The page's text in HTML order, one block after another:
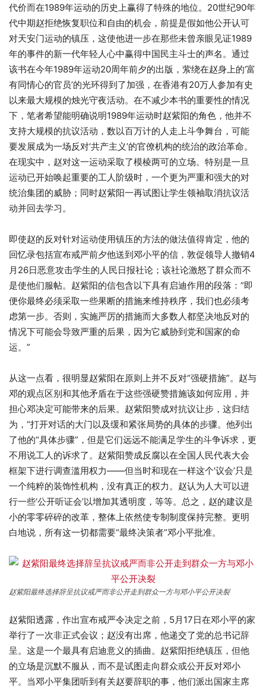
代价而在1989年运动的历史上赢得了特殊的地位。20世纪90年
代中期赵拒绝恢复职位和自由的机会，前提是假如他公开认可
对天安门运动的镇压，这使他进一步在那些未曾亲眼见证1989
年的事件的新一代年轻人心中赢得中国民主斗士的声名。通过
该书在今年1989年运动20周年前夕的出版，萦绕在赵身上的‘富
有同情心的官员’的光环得到了加强，在香港有20万人参加有史
以来最大规模的烛光守夜活动。在不减少本书的重要性的情况
下，笔者希望能明确说明1989年运动时赵紫阳的角色，他并不
支持大规模的抗议活动，数以百万计的人走上斗争舞台，可能
要发展成为一场反对‘共产主义’的官僚机构的统治的政治革命。
在现实中，赵对这一运动采取了模棱两可的立场。特别是一旦
运动已开始唤起重要的工人阶级时，一个更为严重和强大的对
统治集团的威胁；同时赵紫阳一再试图让学生领袖取消抗议活
动并回去学习。
即使赵的反对针对运动使用镇压的方法的做法值得肯定，他的
回忆录包括宣布戒严前夕他送到邓小平的信，敦促领导人撤销4
月26日恶意攻击学生的人民日报社论；该社论激怒了群众而不
是使他们服帖。赵紫阳的信包含以下具有启迪作用的段落：“即
便你最终必须采取一些果断的措施来维持秩序，我们也必须考
虑第一步。否则，实施严厉的措施而大多数人都坚决地反对的
情况下可能会导致严重的后果，因为它威胁到党和国家的命
运。”
从这一点看，很明显赵紫阳在原则上并不反对“强硬措施”。赵与
邓的观点区别和其他矛盾在于这些强硬赞措施该如何应用，并
担心邓决定可能带来的后果。赵紫阳赞成对抗议让步，这归结
为，“打开对话的大门以及缓和紧张局势的具体的步骤。他列出
了他的“具体步骤”，但是它们远远不能满足学生的斗争诉求，更
不用说工人的诉求了。赵紫阳赞成反腐以在全国人民代表大会
框架下进行调查滥用权力——但当时和现在一样这个‘议会’只是
一个纯粹的装饰性机构，没有真正的权力。赵认为人大可以进
行一些‘公开听证会’以增加其透明度，等等。总之，赵的建议是
小的零零碎碎的改革，整体上依然使专制制度保持完整。更明
白地说，所有这一切都需要“最终决策者”邓小平批准。
赵紫阳最终选择辞呈抗议戒严而非公开走到群众一方与邓小平公开决裂
赵紫阳透露，作出宣布戒严令决定之前，5月17日在邓小平的家
举行了一次非正式会议；赵没有出席，他递交了党的总书记辞
呈。这是一个最具有启迪意义的插曲。赵紫阳拒绝镇压，但他
的立场是沉默不服从，而不是试图走向群众或公开反对邓小
平。当邓小平集团听到有关赵要辞职的事，他们派出国家主席